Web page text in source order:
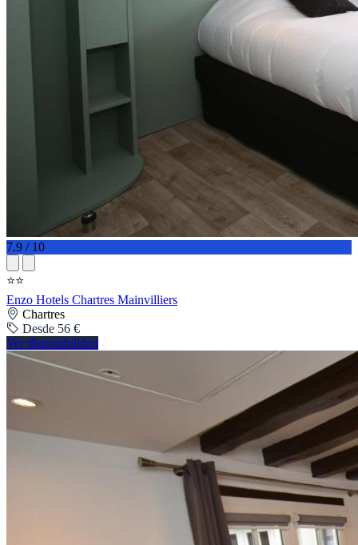
7.9 / 10
⭐⭐
Enzo Hotels Chartres Mainvilliers
Chartres
Desde 56 €
Ver disponibilidad